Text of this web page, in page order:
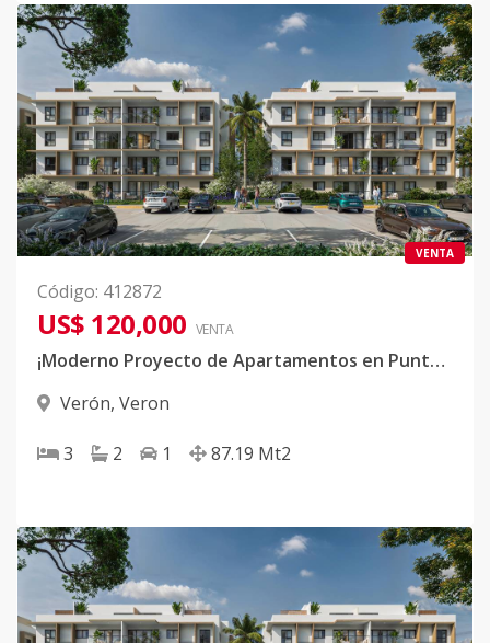
VENTA
Código: 412872
US$ 120,000 VENTA
¡Moderno Proyecto de Apartamentos en Punta Cana!
Verón, Veron
3 2 1 87.19 Mt2